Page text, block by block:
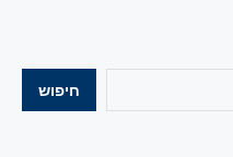
חיפוש